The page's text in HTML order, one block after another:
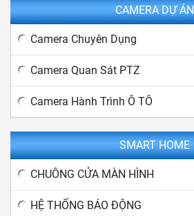
CAMERA DỰ ÁN
Camera Chuyên Dụng
Camera Quan Sát PTZ
Camera Hành Trình Ô TÔ
SMART HOME
CHUÔNG CỬA MÀN HÌNH
HỆ THỐNG BÁO ĐỘNG